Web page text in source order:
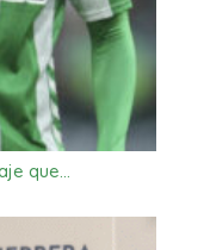
que…